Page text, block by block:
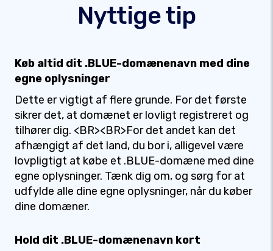
Nyttige tip
Køb altid dit .BLUE-domænenavn med dine
egne oplysninger
Dette er vigtigt af flere grunde. For det første
sikrer det, at domænet er lovligt registreret og
tilhører dig. <BR><BR>For det andet kan det
afhængigt af det land, du bor i, alligevel være
lovpligtigt at købe et .BLUE-domæne med dine
egne oplysninger. Tænk dig om, og sørg for at
udfylde alle dine egne oplysninger, når du køber
dine domæner.
Hold dit .BLUE-domænenavn kort